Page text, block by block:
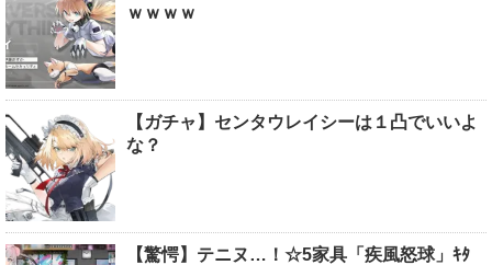
ｗｗｗｗ
【ガチャ】センタウレイシーは１凸でいいよ
な？
【驚愕】テニヌ…！☆5家具「疾風怒球」ｷﾀ